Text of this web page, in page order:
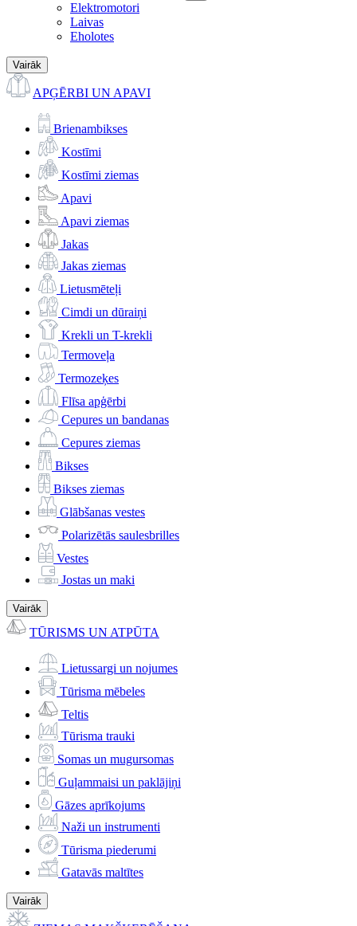
Elektromotori
Laivas
Eholotes
Vairāk
APĢĒRBI UN APAVI
Brienambikses
Kostīmi
Kostīmi ziemas
Apavi
Apavi ziemas
Jakas
Jakas ziemas
Lietusmēteļi
Cimdi un dūraiņi
Krekli un T-krekli
Termoveļa
Termozeķes
Flīsa apģērbi
Cepures un bandanas
Cepures ziemas
Bikses
Bikses ziemas
Glābšanas vestes
Polarizētās saulesbrilles
Vestes
Jostas un maki
Vairāk
TŪRISMS UN ATPŪTA
Lietussargi un nojumes
Tūrisma mēbeles
Teltis
Tūrisma trauki
Somas un mugursomas
Guļammaisi un paklājiņi
Gāzes aprīkojums
Naži un instrumenti
Tūrisma piederumi
Gatavās maltītes
Vairāk